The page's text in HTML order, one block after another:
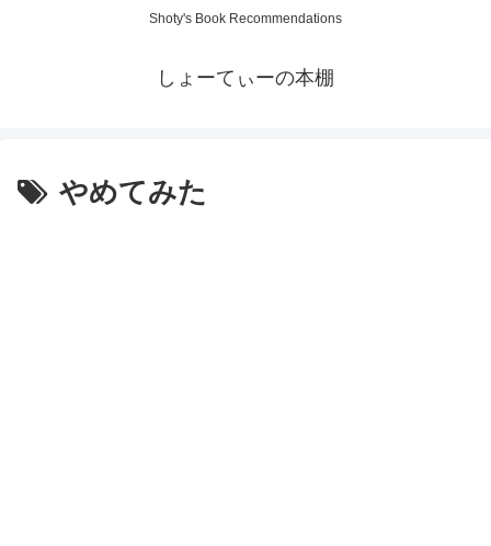
Shoty's Book Recommendations
しょーてぃーの本棚
やめてみた